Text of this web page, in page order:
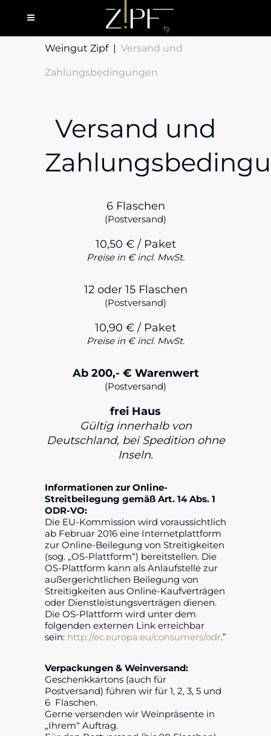
Weingut Zipf| Versand und
Zahlungsbedingungen
Versand und
6 Flaschen
(Postversand)
10,50 € / Paket
Preise in € incl. MwSt.
12 oder 15 Flaschen
(Postversand)
10,90 € / Paket
Preise in € incl. MwSt.
Ab 200,- € Warenwert
(Postversand)
frei Haus
Gültig innerhalb von
Deutschland, bei Spedition ohne
Inseln.
Informationen zur Online-
Streitbeilegung gemäß Art. 14 Abs. 1
ODR-VO:
Die EU-Kommission wird voraussichtlich
ab Februar 2016 eine Internetplattform
zur Online-Beilegung von Streitigkeiten
(sog. „OS-Plattform“) bereitstellen. Die
OS-Plattform kann als Anlaufstelle zur
außergerichtlichen Beilegung von
Streitigkeiten aus Online-Kaufverträgen
oder Dienstleistungsverträgen dienen.
Die OS-Plattform wird unter dem
folgenden externen Link erreichbar
sein: http://ec.europa.eu/consumers/odr.”
Verpackungen & Weinversand:
Geschenkkartons (auch für
Postversand) führen wir für 1, 2, 3, 5 und
6 Flaschen.
Gerne versenden wir Weinpräsente in
„Ihrem“ Auftrag.